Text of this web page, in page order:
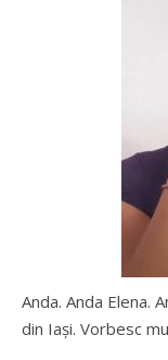
Anda. Anda Elena.
din Iaşi. Vorbesc